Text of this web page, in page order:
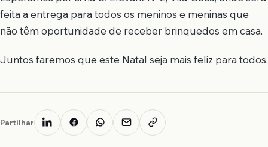
feita a entrega para todos os meninos e meninas que
não têm oportunidade de receber brinquedos em casa.
Juntos faremos que este Natal seja mais feliz para todos.
Partilhar